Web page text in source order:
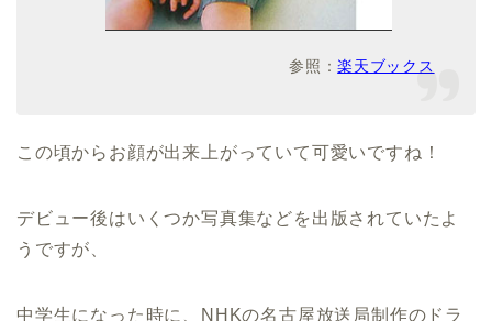
参照：楽天ブックス
この頃からお顔が出来上がっていて可愛いですね！
デビュー後はいくつか写真集などを出版されていたよ
うですが、
中学生になった時に、NHKの名古屋放送局制作のドラ